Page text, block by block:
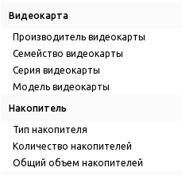
Видеокарта
Производитель видеокарты
Семейство видеокарты
Серия видеокарты
Модель видеокарты
Накопитель
Тип накопителя
Количество накопителей
Общий объем накопителей